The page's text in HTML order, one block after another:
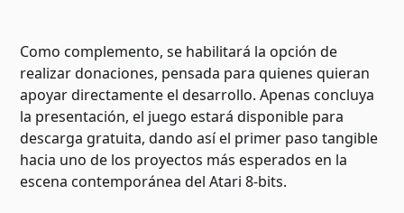
Como complemento, se habilitará la opción de
realizar donaciones, pensada para quienes quieran
apoyar directamente el desarrollo. Apenas concluya
la presentación, el juego estará disponible para
descarga gratuita, dando así el primer paso tangible
hacia uno de los proyectos más esperados en la
escena contemporánea del Atari 8-bits.